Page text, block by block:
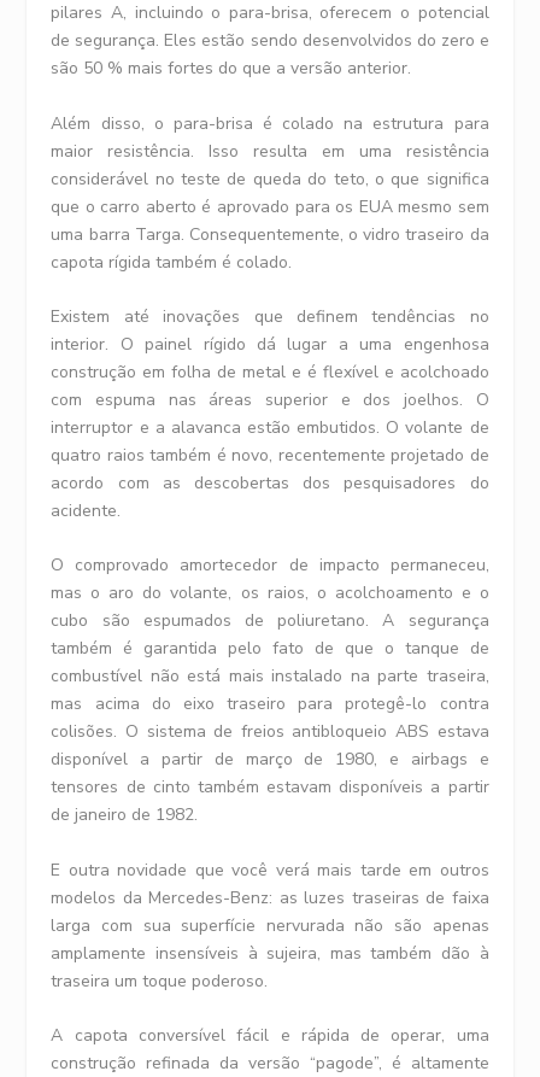
pilares A, incluindo o para-brisa, oferecem o potencial
de segurança. Eles estão sendo desenvolvidos do zero e
são 50 % mais fortes do que a versão anterior.
Além disso, o para-brisa é colado na estrutura para
maior resistência. Isso resulta em uma resistência
considerável no teste de queda do teto, o que significa
que o carro aberto é aprovado para os EUA mesmo sem
uma barra Targa. Consequentemente, o vidro traseiro da
capota rígida também é colado.
Existem até inovações que definem tendências no
interior. O painel rígido dá lugar a uma engenhosa
construção em folha de metal e é flexível e acolchoado
com espuma nas áreas superior e dos joelhos. O
interruptor e a alavanca estão embutidos. O volante de
quatro raios também é novo, recentemente projetado de
acordo com as descobertas dos pesquisadores do
acidente.
O comprovado amortecedor de impacto permaneceu,
mas o aro do volante, os raios, o acolchoamento e o
cubo são espumados de poliuretano. A segurança
também é garantida pelo fato de que o tanque de
combustível não está mais instalado na parte traseira,
mas acima do eixo traseiro para protegê-lo contra
colisões. O sistema de freios antibloqueio ABS estava
disponível a partir de março de 1980, e airbags e
tensores de cinto também estavam disponíveis a partir
de janeiro de 1982.
E outra novidade que você verá mais tarde em outros
modelos da Mercedes-Benz: as luzes traseiras de faixa
larga com sua superfície nervurada não são apenas
amplamente insensíveis à sujeira, mas também dão à
traseira um toque poderoso.
A capota conversível fácil e rápida de operar, uma
construção refinada da versão “pagode”, é altamente